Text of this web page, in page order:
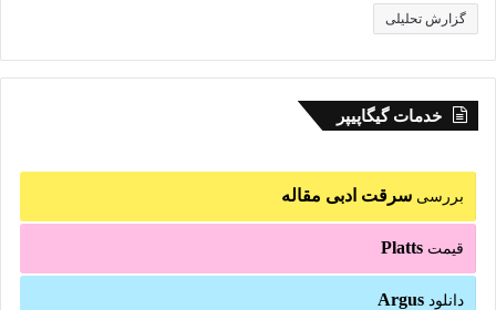
گزارش تحلیلی
خدمات گیگاپیپر
بررسی سرقت ادبی مقاله
قیمت Platts
دانلود Argus